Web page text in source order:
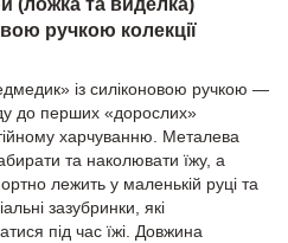
ручкою колекції
із силіконовою ручкою —
до перших «дорослих»
харчуванню. Металева
та наколювати їжу, а
лежить у маленькій руці та
зазубринки, які
під час їжі. Довжина